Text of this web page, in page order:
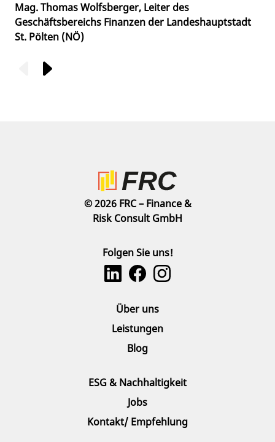
Mag. Thomas Wolfsberger, Leiter des
Geschäftsbereichs Finanzen der Landeshauptstadt
St. Pölten (NÖ)
© 2026 FRC – Finance &
Risk Consult GmbH
Folgen Sie uns!
Über uns
Leistungen
Blog
ESG & Nachhaltigkeit
Jobs
Kontakt/ Empfehlung